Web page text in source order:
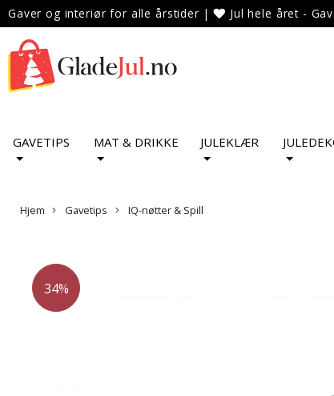
Gaver og interiør for alle årstider | Jul hele året -
GAVETIPS MAT & DRIKKE JULEKLÆR
Hjem Gavetips IQ-nøtter & Spill
34%